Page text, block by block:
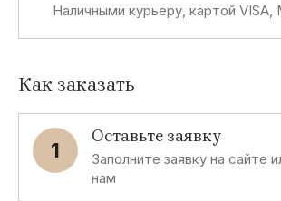
Наличными курьеру, картой VISA,
Как заказать
1
Оставьте заявку
Заполните заявку на сайте
нам